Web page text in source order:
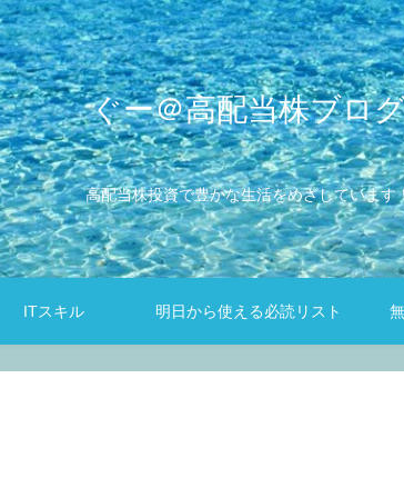
ぐー＠高配当株ブロ
高配当株投資で豊かな生活をめざしています
ITスキル 明日から使える必読リスト